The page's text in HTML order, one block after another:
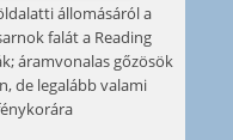
állomásáról a
falát a Reading
áramvonalas gőzösök
de legalább valami